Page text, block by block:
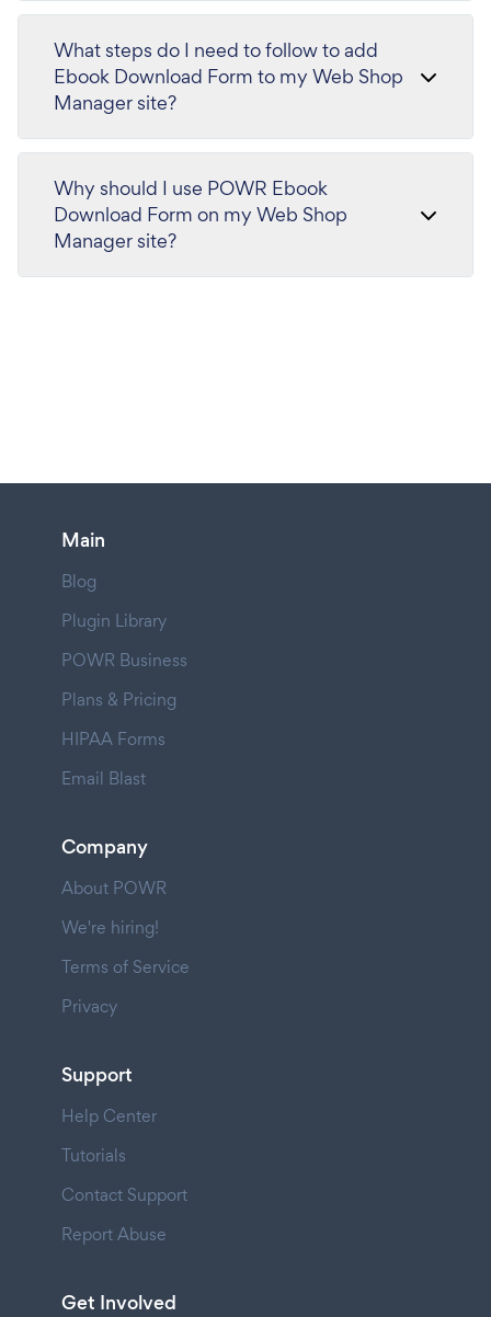
What steps do I need to follow to add
Ebook Download Form to my Web Shop
Manager site?
Why should I use POWR Ebook
Download Form on my Web Shop
Manager site?
Main
Blog
Plugin Library
POWR Business
Plans & Pricing
HIPAA Forms
Email Blast
Company
About POWR
We're hiring!
Terms of Service
Privacy
Support
Help Center
Tutorials
Contact Support
Report Abuse
Get Involved